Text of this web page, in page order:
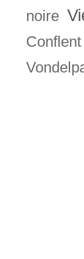
noire
Conflent